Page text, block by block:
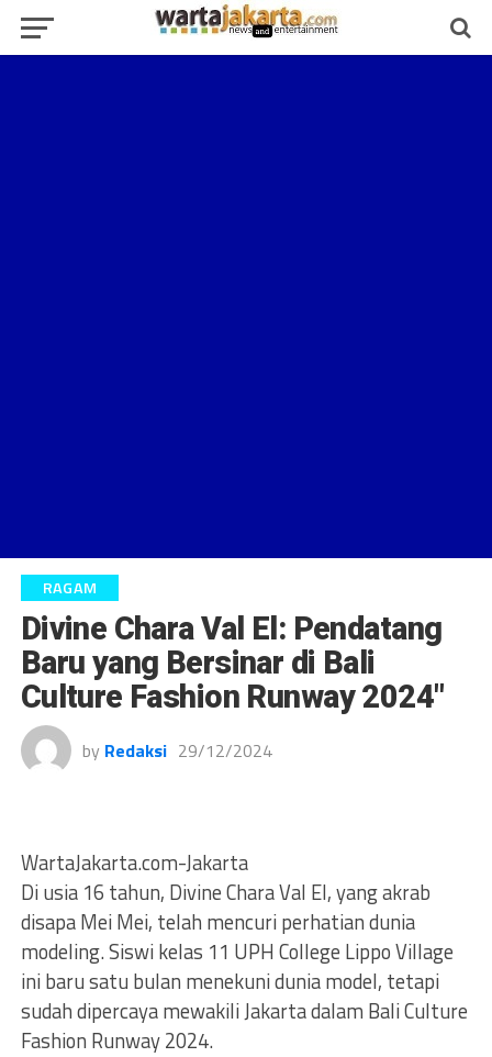
RAGAM
Divine Chara Val El: Pendatang
Baru yang Bersinar di Bali
Culture Fashion Runway 2024″
by Redaksi 29/12/2024
WartaJakarta.com-Jakarta
Di usia 16 tahun, Divine Chara Val El, yang akrab
disapa Mei Mei, telah mencuri perhatian dunia
modeling. Siswi kelas 11 UPH College Lippo Village
ini baru satu bulan menekuni dunia model, tetapi
sudah dipercaya mewakili Jakarta dalam Bali Culture
Fashion Runway 2024.